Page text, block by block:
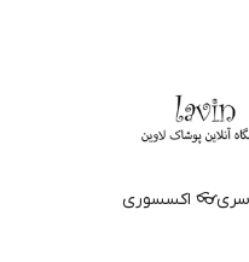
👓 اکسسوری